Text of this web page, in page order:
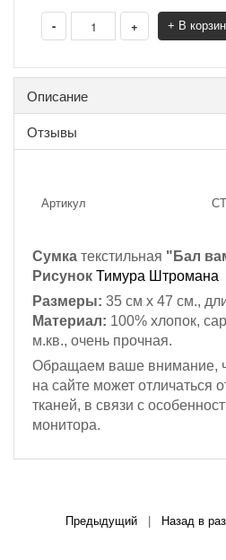
- + + В
Описание
Отзывы
Артикул
Сумка текстильная "Бал
Рисунок Тимура Штромана
Размеры: 35 см х 47 см.,
Материал: 100% хлопок,
м.кв., очень прочная.
Обращаем ваше внимание,
на сайте может отличаться
тканей, в связи с
монитора.
Предыдущий| Назад в